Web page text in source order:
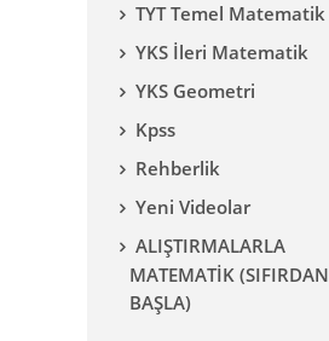
TYT Temel Matematik
YKS İleri Matematik
YKS Geometri
Kpss
Rehberlik
Yeni Videolar
ALIŞTIRMALARLA
MATEMATİK (SIFIRDAN
BAŞLA)